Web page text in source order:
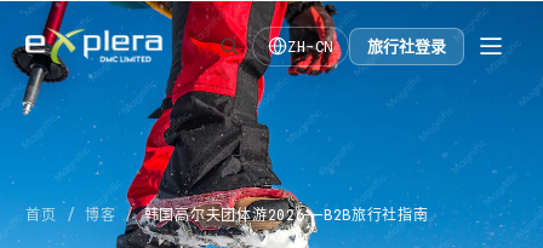
ZH-CN 旅行社登录
首页 / 博客 / 韩国高尔夫团体游2026——B2B旅行社指南